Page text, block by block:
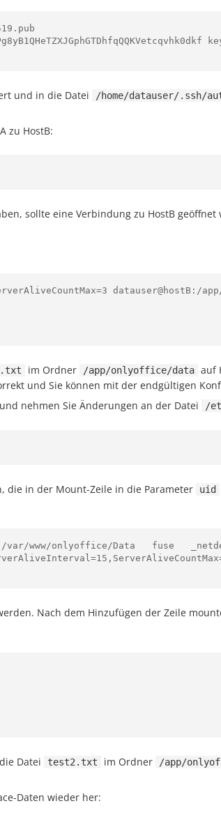
und in die Datei /home/datauser/.ssh/
zu HostB:
sollte eine Verbindung zu HostB geöffnet
datauser@hostB:/
im Ordner /app/onlyoffice/data auf
und Sie können mit der endgültigen
nehmen Sie Änderungen an der Datei
/
die in der Mount-Zeile in die Parameter uid
www/onlyoffice/Data   fuse
Nach dem Hinzufügen der Zeile
Datei test2.txt im Ordner /app/
Daten wieder her: